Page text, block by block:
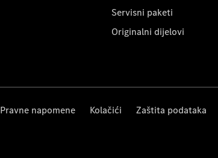
Servisni paketi
Originalni dijelovi
Pravne napomene Kolačići Zaštita podataka